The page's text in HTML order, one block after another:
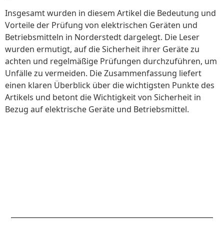
Insgesamt wurden in diesem Artikel die Bedeutung und
Vorteile der Prüfung von elektrischen Geräten und
Betriebsmitteln in Norderstedt dargelegt. Die Leser
wurden ermutigt, auf die Sicherheit ihrer Geräte zu
achten und regelmäßige Prüfungen durchzuführen, um
Unfälle zu vermeiden. Die Zusammenfassung liefert
einen klaren Überblick über die wichtigsten Punkte des
Artikels und betont die Wichtigkeit von Sicherheit in
Bezug auf elektrische Geräte und Betriebsmittel.